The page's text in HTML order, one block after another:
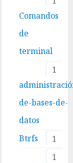
Comandos
de
terminal
1
de-bases-de-
datos
1
Btrfs
1